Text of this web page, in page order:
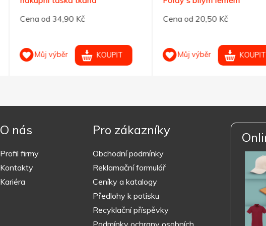
Cena od 34,90 Kč
Můj výběr KOUPIT
Cena od 20,50 Kč
Můj výběr KOUPIT
O nás
Profil firmy
Kontakty
Kariéra
Pro zákazníky
Obchodní podmínky
Reklamační formulář
Ceníky a katalogy
Předlohy k potisku
Recyklační příspěvky
Podmínky ochrany osobních